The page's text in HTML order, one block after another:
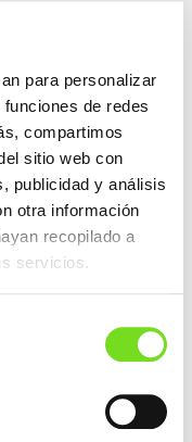
para personalizar
de redes
compartimos
sitio web con
publicidad y análisis
otra información
recopilado a
servicios.
de Fundición y
reunión de
en Sidenor
del sector
en el marco de la
fundiciones